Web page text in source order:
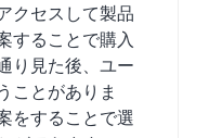
クセスして製品
することで購入
り見た後、ユー
ことがありま
をすることで選